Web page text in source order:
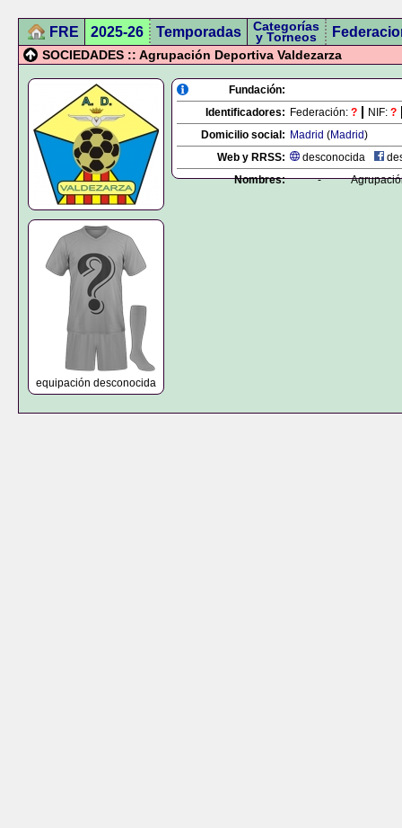
FRE 2025-26 Temporadas Categorías
y Torneos
SOCIEDADES :: Agrupación Deportiva Valdezarza
equipación desconocida
Fundación:
Identificadores: Federación: ? NIF: ?
Domicilio social: Madrid (Madrid)
Web y RRSS:
desconocida
Nombres:
-